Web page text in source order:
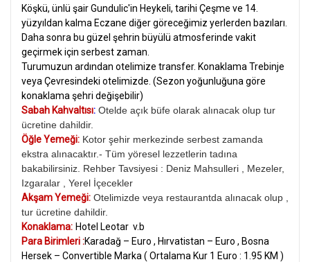
Köşkü, ünlü şair Gundulic'in Heykeli, tarihi Çeşme ve 14.
yüzyıldan kalma Eczane diğer göreceğimiz yerlerden bazıları.
Daha sonra bu güzel şehrin büyülü atmosferinde vakit
geçirmek için serbest zaman.
Turumuzun ardından otelimize transfer. Konaklama Trebinje
veya Çevresindeki otelimizde. (Sezon yoğunluğuna göre
konaklama şehri değişebilir)
Sabah Kahvaltısı: Otelde açık büfe olarak alınacak olup tur
ücretine dahildir.
Öğle Yemeği: Kotor şehir merkezinde serbest zamanda
ekstra alınacaktır.- Tüm yöresel lezzetlerin tadına
bakabilirsiniz. Rehber Tavsiyesi : Deniz Mahsulleri , Mezeler,
Izgaralar , Yerel İçecekler
Akşam Yemeği: Otelimizde veya restaurantda alınacak olup ,
tur ücretine dahildir.
Konaklama: Hotel Leotar v.b
Para Birimleri :Karadağ – Euro , Hırvatistan – Euro , Bosna
Hersek – Convertible Marka ( Ortalama Kur 1 Euro : 1.95 KM )